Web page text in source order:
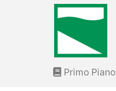
Primo Piano